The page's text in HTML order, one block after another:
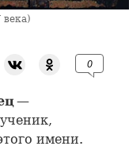
века)
0
—
имени.